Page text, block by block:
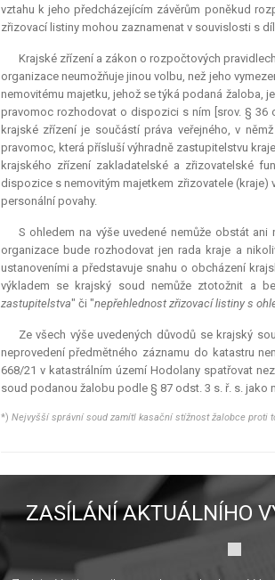
vztahu k jeho předcházejícím závěrům poněkud
zřizovací listiny mohou zaznamenat v souvislosti s
Krajské zřízení a zákon o rozpočtových
organizace neumožňuje jinou volbu, než jeho
nemovitému majetku, jehož se týká podaná žaloba,
pravomoc rozhodovat o dispozici s ním [srov. §
krajské zřízení je součástí práva veřejného, v
pravomoc, která přísluší výhradně zastupitelstvu
krajského zřízení zakladatelské a zřizovatelské
dispozice s nemovitým majetkem zřizovatele
personální povahy.
S ohledem na výše uvedené nemůže obstát
organizace bude rozhodovat jen rada kraje a
ustanoveními a představuje snahu o obcházení
výkladem se krajský soud nemůže ztotožnit a
zastupitelstva" či "nepřehlednost zřizovací listiny s
Ze všech výše uvedených důvodů se krajský
neprovedení předmětného záznamu do katastru
668/21 v katastrálním území Hodolany spatřovat
soud podanou žalobu podle § 87 odst. 3 s. ř. s. jako
*) Nejvyšší správní soud zamítl kasační stížnost žalobce proti
ZASÍLÁNÍ AKTUÁLNÍHO